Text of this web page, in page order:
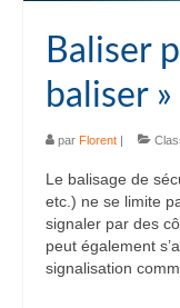
Baliser
baliser »
par Florent |
Le balisage de
etc.) ne se limite
signaler par des
peut également
signalisation